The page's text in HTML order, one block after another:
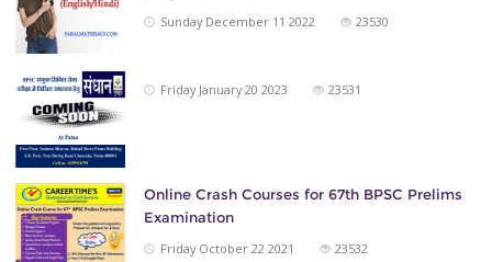
Sunday December 11 2022
23530
Friday January 20 2023 23531
Online Crash Courses for 67th BPSC Prelims
Examination
Friday October 22 2021
23532